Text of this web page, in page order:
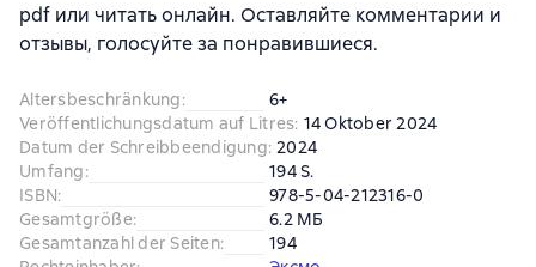
pdf или читать онлайн. Оставляйте комментарии и
отзывы, голосуйте за понравившиеся.
Altersbeschränkung:
6+
Veröffentlichungsdatum auf Litres: 14 Oktober 2024
Datum der Schreibbeendigung: 2024
Umfang:
194 S.
ISBN:
978-5-04-212316-0
Gesamtgröße:
6.2 МБ
Gesamtanzahl der Seiten:
194